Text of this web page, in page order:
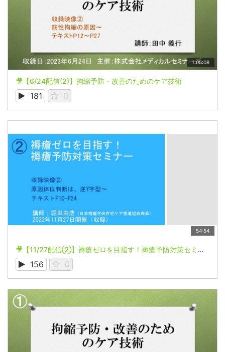
1:05:08
🎥【6/24配信(2)】拘縮予防・改善のためのケア技術
181 0
54:54
🎥【11/27配信②】褥瘡ゼロを目指す！褥瘡予防対策セミナー
156 0